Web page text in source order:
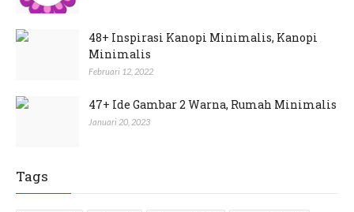
48+ Inspirasi Kanopi Minimalis, Kanopi
Minimalis
Februari 12, 2022
47+ Ide Gambar 2 Warna, Rumah Minimalis
Januari 20, 2023
Tags